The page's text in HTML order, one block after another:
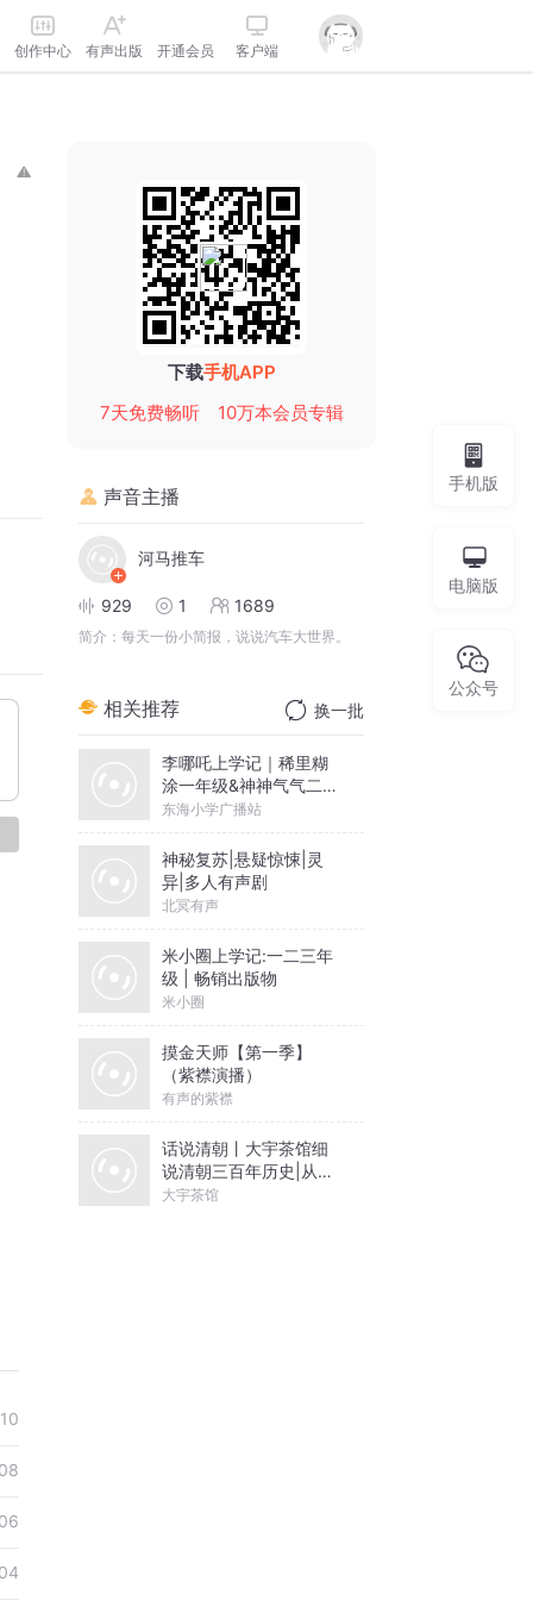
创作中心 有声出版 开通会员 客户端
下载手机APP
7天免费畅听
10万本会员专辑
声音主播
河马推车
929 1 1689
简介： 每天一份小简报，说说汽车大世界。
相关推荐 换一批
李哪吒上学记｜稀里糊
涂一年级&神神气气二年
级
东海小学广播站
神秘复苏|悬疑惊悚|灵
异|多人有声剧
北冥有声
米小圈上学记:一二三年
级 | 畅销出版物
米小圈
摸金天师【第一季】
（紫襟演播）
有声的紫襟
话说清朝丨大宇茶馆细
说清朝三百年历史|从努
尔哈赤到末代皇帝溥仪|
大宇茶馆
手机版
电脑版
公众号